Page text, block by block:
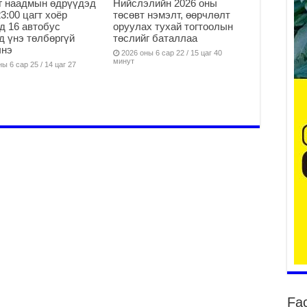
наадмын өдрүүдэд
цагт хоёр
16 автобус
үнэ төлбөргүй
6 сар 25 / 14 цаг 27
Нийслэлийн 2026 оны
төсөвт нэмэлт, өөрчлөлт
оруулах тухай тогтоолын
төслийг баталлаа
2026 оны 6 сар 22 / 15 цаг 40
минут